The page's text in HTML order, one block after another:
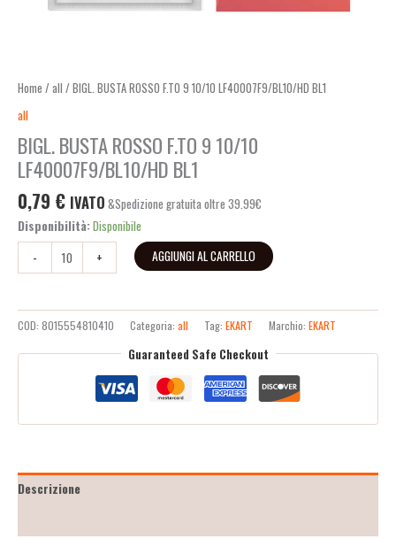
Home / all / BIGL. BUSTA ROSSO F.TO 9 10/10 LF40007F9/BL10/HD BL1
all
BIGL. BUSTA ROSSO F.TO 9 10/10
LF40007F9/BL10/HD BL1
0,79 € IVATO &Spedizione gratuita oltre 39.99€
Disponibilità:Disponibile
-
+ AGGIUNGI AL CARRELLO
COD: 8015554810410 Categoria: all Tag: EKART Marchio: EKART
Guaranteed Safe Checkout
Descrizione